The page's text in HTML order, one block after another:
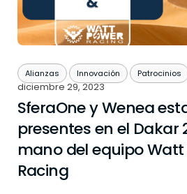
Alianzas Innovación Patrocinios
diciembre 29, 2023
SferaOne y Wenea
presentes en el Dakar
mano del equipo Watt
Racing